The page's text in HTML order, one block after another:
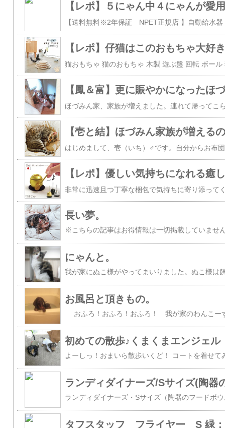
【レポ】５にゃん中４にゃんが愛
【レポ】仔猫はこのおもちゃ大好
長い夢。
にゃんと。
お風呂と頂きもの。
初めての散歩♪くまくまエンジェル
タフスタッフ フライヤー S 緑